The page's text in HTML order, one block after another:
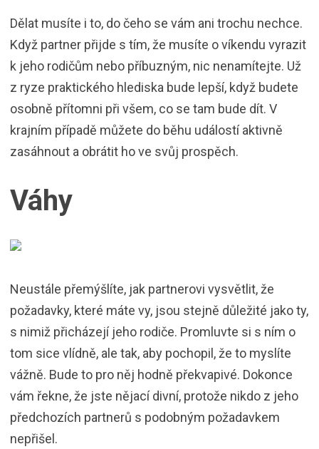
Dělat musíte i to, do čeho se vám ani trochu nechce.
Když partner přijde s tím, že musíte o víkendu vyrazit
k jeho rodičům nebo příbuzným, nic nenamítejte. Už
z ryze praktického hlediska bude lepší, když budete
osobně přítomni při všem, co se tam bude dít. V
krajním případě můžete do běhu událostí aktivně
zasáhnout a obrátit ho ve svůj prospěch.
Váhy
Neustále přemýšlíte, jak partnerovi vysvětlit, že
požadavky, které máte vy, jsou stejně důležité jako ty,
s nimiž přicházejí jeho rodiče. Promluvte si s ním o
tom sice vlídně, ale tak, aby pochopil, že to myslíte
vážně. Bude to pro něj hodně překvapivé. Dokonce
vám řekne, že jste nějací divní, protože nikdo z jeho
předchozích partnerů s podobným požadavkem
nepřišel.